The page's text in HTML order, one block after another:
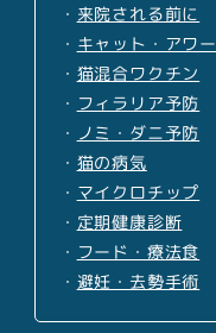
・ 来院される前に
・ キャット・アワー
・ 猫混合ワクチン
・ フィラリア予防
・ ノミ・ダニ予防
・ 猫の病気
・ マイクロチップ
・ 定期健康診断
・ フード・療法食
・ 避妊・去勢手術